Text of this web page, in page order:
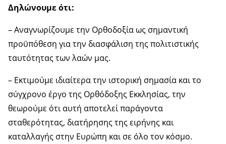
Δηλώνουμε ότι:
– Αναγνωρίζουμε την Ορθοδοξία ως σημαντική
προϋπόθεση για την διασφάλιση της πολιτιστικής
ταυτότητας των λαών μας.
– Εκτιμούμε ιδιαίτερα την ιστορική σημασία και το
σύγχρονο έργο της Ορθόδοξης Εκκλησίας, την
θεωρούμε ότι αυτή αποτελεί παράγοντα
σταθερότητας, διατήρησης της ειρήνης και
καταλλαγής στην Ευρώπη και σε όλο τον κόσμο.